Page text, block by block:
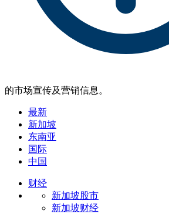
的市场宣传及营销信息。
最新
新加坡
东南亚
国际
中国
财经
新加坡股市
新加坡财经